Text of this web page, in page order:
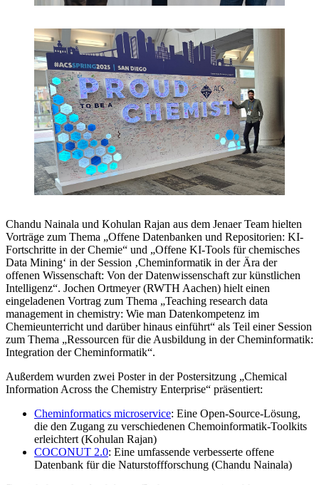
Chandu Nainala und Kohulan Rajan aus dem Jenaer Team hielten
Vorträge zum Thema „Offene Datenbanken und Repositorien: KI-
Fortschritte in der Chemie“ und „Offene KI-Tools für chemisches
Data Mining‘ in der Session ‚Cheminformatik in der Ära der
offenen Wissenschaft: Von der Datenwissenschaft zur künstlichen
Intelligenz“. Jochen Ortmeyer (RWTH Aachen) hielt einen
eingeladenen Vortrag zum Thema „Teaching research data
management in chemistry: Wie man Datenkompetenz im
Chemieunterricht und darüber hinaus einführt“ als Teil einer Session
zum Thema „Ressourcen für die Ausbildung in der Cheminformatik:
Integration der Cheminformatik“.
Außerdem wurden zwei Poster in der Postersitzung „Chemical
Information Across the Chemistry Enterprise“ präsentiert:
Cheminformatics microservice: Eine Open-Source-Lösung,
die den Zugang zu verschiedenen Chemoinformatik-Toolkits
erleichtert (Kohulan Rajan)
COCONUT 2.0: Eine umfassende verbesserte offene
Datenbank für die Naturstoffforschung (Chandu Nainala)